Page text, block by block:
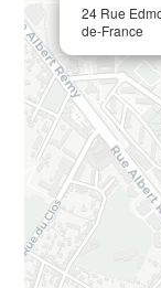
24 Rue
de-France